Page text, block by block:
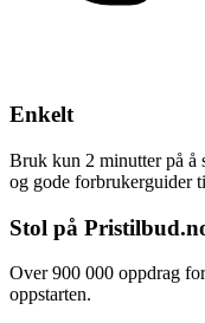
Enkelt
Bruk kun 2 minutter på å
og gode forbrukerguider
Stol på
Over 900 000 oppdrag
oppstarten.